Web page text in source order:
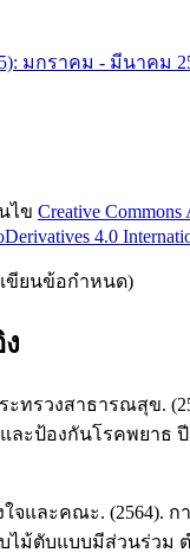
มกราคม - มีนาคม
ไข Creative Commons
4.0
ขียนข้อกำหนด)
ทรวงสาธารณสุข.
ละป้องกันโรคพยาธ
จและคณะ. (2564).
ไม้ตับแบบมีส่วนร่วม